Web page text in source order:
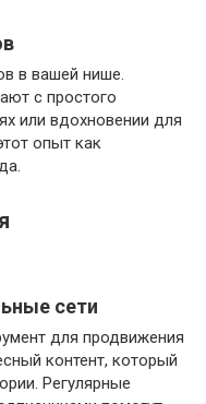
в вашей нише.
с простого
или вдохновении для
опыт как
сети
для продвижения
контент, который
Регулярные